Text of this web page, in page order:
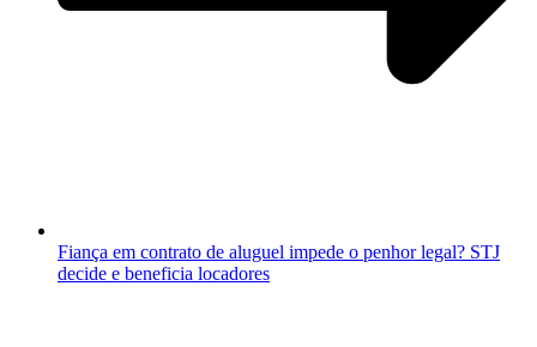
Fiança em contrato de aluguel impede o penhor legal? STJ
decide e beneficia locadores